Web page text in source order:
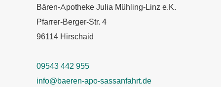
Bären-Apotheke Julia Mühling-Linz e.K.
Pfarrer-Berger-Str. 4
96114 Hirschaid
09543 442 955
info@baeren-apo-sassanfahrt.de